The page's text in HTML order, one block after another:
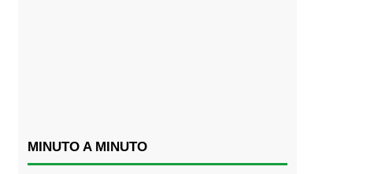
MINUTO A MINUTO